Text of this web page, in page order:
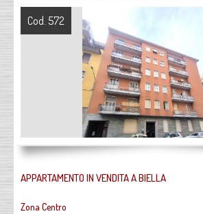
APPARTAMENTO IN VENDITA A BIELLA
Zona Centro
Cod. 572